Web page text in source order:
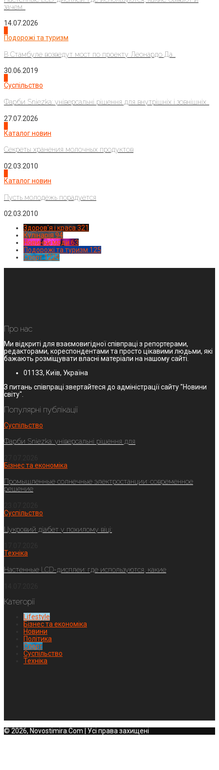
зачем...
14.07.2026
Подорожі та туризм
В Стамбуле возведут мост по проекту Леонардо Да...
30.06.2019
Суспільство
Фарби Sniezka: універсальні рішення для внутрішніх і зовнішніх...
27.07.2026
Каталог новин
Секреты хранения молочных продуктов
02.03.2010
Каталог новин
Пусть молодежь порадуется
02.03.2010
Здоров'я і краса 321
Кулінарія 94
Новинки моди 63
Подорожі та туризм 125
Спорт1224
Про нас
Ми відкриті для взаємовигідної співпраці з репортерами,
редакторами, кореспондентами та просто цікавими людьми, які
бажають розміщувати власні матеріали на нашому сайті.
01133, Київ, Україна
З питань співпраці звертайтеся до адміністрації сайту "Новини
світу".
Популярні публікації
Суспільство
Фарби Sniezka: універсальні рішення для
Бізнес та економіка
Промышленные солнечные электростанции: современное
решение
Суспільство
Цукровий діабет у похилому віці:
Техніка
Настенные LCD-дисплеи: где используются, какие
Категорії
Lifestyle
Бізнес та економіка
Новини
Політика
Спорт
Суспільство
Техніка
© 2026, Novostimira.Com | Усі права захищені